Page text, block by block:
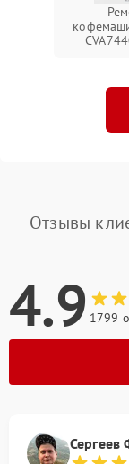
Отзывы
4.9 1799
Сергеев